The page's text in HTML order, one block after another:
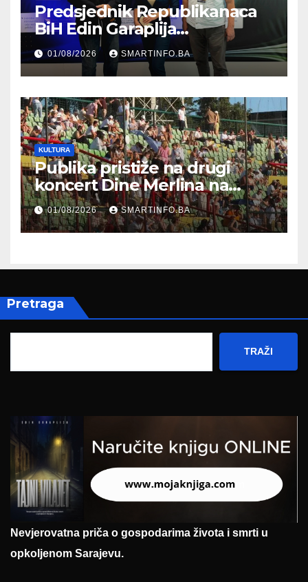
Predsjednik Republikanaca
BiH Edin Garaplija
prisustvovao prezentaciji
Federalnog sajma
zapošljavanja
01/08/2026 SMARTINFO.BA
KULTURA
Publika pristiže na drugi
koncert Dine Merlina na
Koševu
01/08/2026 SMARTINFO.BA
Pretraga
TRAŽI
Nevjerovatna priča o gospodarima života i smrti u
opkoljenom Sarajevu.